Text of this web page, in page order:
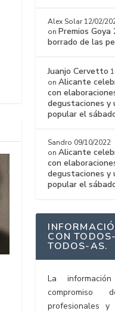
Alex Solar 12/02/
on Premios
borrado de las
Juanjo Cervetto
onAlicante
con
degustaciones y
popular el
Sandro 09/10/2022
onAlicante
con
degustaciones y
popular el
CON
TODOS-AS.
La
compromiso
profesionales y